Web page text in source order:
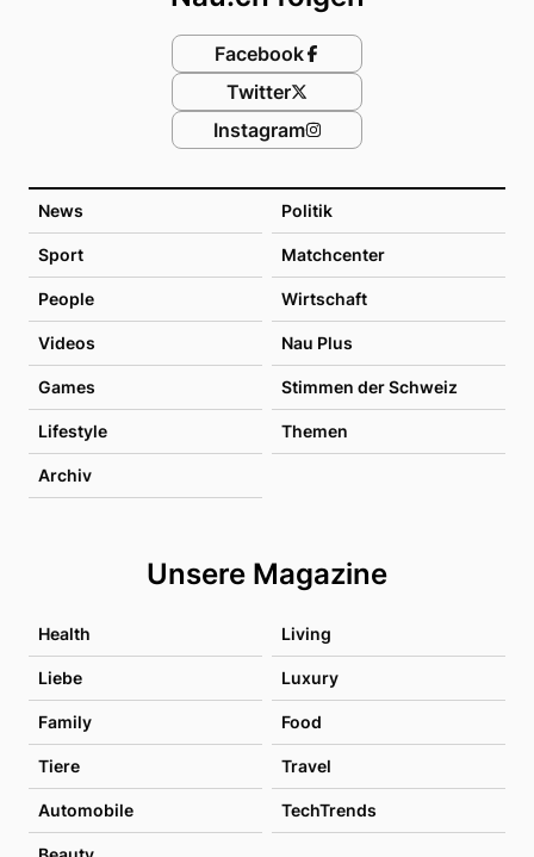
News Politik
Sport Matchcenter
People Wirtschaft
Videos Nau Plus
Games Stimmen der Schweiz
Lifestyle Themen
Archiv
Unsere Magazine
Health Living
Liebe Luxury
Family Food
Tiere Travel
Automobile TechTrends
Facebook
Twitter
Instagram